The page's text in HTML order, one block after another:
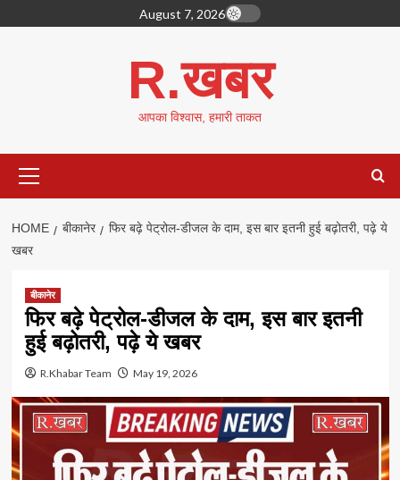
to
August 7, 2026
R.खबर
आपका विश्वास, हमारी ताकत
Menu
HOME बीकानेर
फिर बढ़े पेट्रोल-डीजल के दाम, इस बार इतनी हुई बढ़ोतरी, पढ़े ये
खबर
बीकानेर
फिर बढ़े पेट्रोल-डीजल के दाम, इस बार इतनी
हुई बढ़ोतरी, पढ़े ये खबर
R.Khabar Team May 19, 2026